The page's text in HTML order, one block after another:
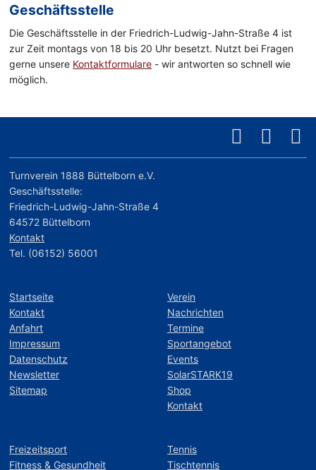
Geschäftsstelle
Die Geschäftsstelle in der Friedrich-Ludwig-Jahn-Straße 4 ist
zur Zeit montags von 18 bis 20 Uhr besetzt. Nutzt bei Fragen
gerne unsere Kontaktformulare - wir antworten so schnell wie
möglich.
Turnverein 1888 Büttelborn e.V.
Geschäftsstelle:
Friedrich-Ludwig-Jahn-Straße 4
64572 Büttelborn
Kontakt
Tel. (06152) 56001
Startseite
Kontakt
Anfahrt
Impressum
Datenschutz
Newsletter
Sitemap
Verein
Nachrichten
Termine
Sportangebot
Events
SolarSTARK19
Shop
Kontakt
Freizeitsport
Fitness & Gesundheit
Tennis
Tischtennis